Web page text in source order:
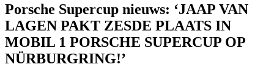
Porsche Supercup nieuws: ‘JAAP VAN
LAGEN PAKT ZESDE PLAATS IN
MOBIL 1 PORSCHE SUPERCUP OP
NÜRBURGRING!’